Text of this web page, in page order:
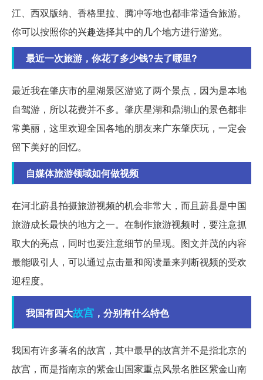
江、西双版纳、香格里拉、腾冲等地也都非常适合旅游。
你可以按照你的兴趣选择其中的几个地方进行游览。
最近一次旅游，你花了多少钱?去了哪里?
最近我在肇庆市的星湖景区游览了两个景点，因为是本地
自驾游，所以花费并不多。肇庆星湖和鼎湖山的景色都非
常美丽，这里欢迎全国各地的朋友来广东肇庆玩，一定会
留下美好的回忆。
自媒体旅游领域如何做视频
在河北蔚县拍摄旅游视频的机会非常大，而且蔚县是中国
旅游成长最快的地方之一。在制作旅游视频时，要注意抓
取大的亮点，同时也要注意细节的呈现。图文并茂的内容
最能吸引人，可以通过点击量和阅读量来判断视频的受欢
迎程度。
我国有四大故宫 ，分别有什么特色
我国有许多著名的故宫，其中最早的故宫并不是指北京的
故宫，而是指南京的紫金山国家重点风景名胜区紫金山南